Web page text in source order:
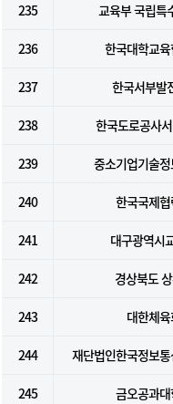
235
교육부 국립특
236 한국대학교
237 한국서부발
238 한국도로공사
239 중소기업기술
240 한국국제
241 대구광역시
242 경상북도
243 대한체
244 재단법인한국정보
245 금오공과